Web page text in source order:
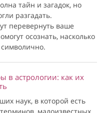
тайн и загадок, но
разгадать.
перевернуть ваше
осознать, насколько
в астрологии: как их
наук, в которой есть